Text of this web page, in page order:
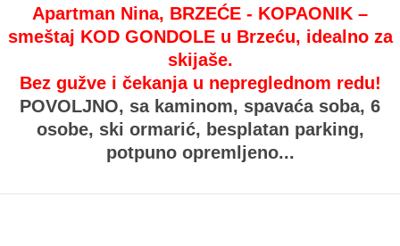
Apartman Nina, BRZEĆE - KOPAONIK –
smeštaj KOD GONDOLE u Brzeću, idealno za
skijaše.
Bez gužve i čekanja u nepreglednom redu!
POVOLJNO, sa kaminom, spavaća soba, 6
osobe, ski ormarić, besplatan parking,
potpuno opremljeno...